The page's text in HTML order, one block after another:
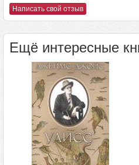
Написать свой отзыв
Ещё интересные